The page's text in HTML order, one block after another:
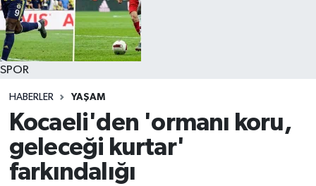
SPOR
HABERLER YAŞAM
Kocaeli'den 'ormanı koru,
geleceği kurtar'
farkındalığı